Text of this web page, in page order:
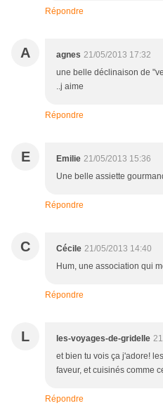
Répondre
A agnes 21/05/2013 17:32
une belle déclinaison de
..j aime
Répondre
E Emilie 21/05/2013 15:36
Une belle assiette
Répondre
C Cécile 21/05/2013 14:40
Hum, une association qui
Répondre
L les-voyages-de-gridelle
et bien tu vois ça j'adore!
faveur, et cuisinés comme
Répondre